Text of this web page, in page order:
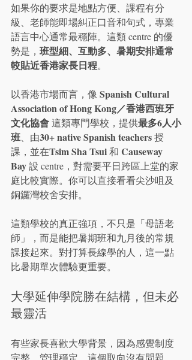
如果你的要求是地點方便、課程有分
級、老師能即場糾正口音和句式，專業
語言中心通常最穩陣。這類 centre 的優
勢是， 班型細、互動多、暑期安排通常
較貼近香港家長日程。
以香港市場而言，像 Spanish Cultural
Association of Hong Kong／香港西班牙
文化協會 這類專門學校，提供最多6人小
班 、由30+ native Spanish teachers 授
課，並在Tsim Sha Tsui 和 Causeway
Bay 設 centre，對需要平日跨區上堂的家
庭比較實際。你可以直接看看尖沙咀及
銅鑼灣校舍安排。
這類學校的真正強項，不只是「母語老
師」，而是能把暑期班和九月後的常規
課接起來。對打算長線學的人，這一點
比暑期單次體驗更重要。
大學延伸學院勝在結構，但未必
最靈活
有些家長喜歡大學背景，因為感覺制度
完整、管理穩定。這個取向沒有問題，